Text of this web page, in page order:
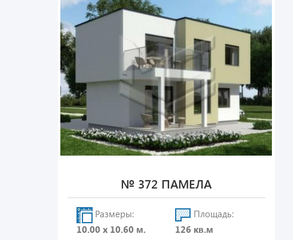
№ 372 ПАМЕЛА
Размеры:
10.00 х 10.60 м.
Площадь:
126 кв.м